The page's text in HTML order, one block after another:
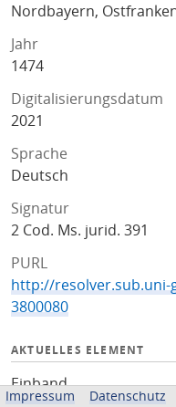
Nordbayern,
Jahr
1474
Digitalisierungsdatum
2021
Sprache
Deutsch
Signatur
2 Cod. Ms. jurid. 391
PURL
http://resolver.sub.uni-
3800080
AKTUELLES ELEMENT
Einband
Impressum Datenschutz